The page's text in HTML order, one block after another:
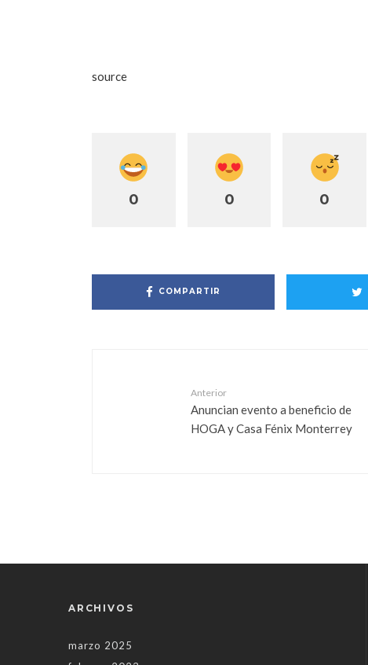
source
0 0 0
COMPARTIR
Anterior
Anuncian evento a beneficio de
HOGA y Casa Fénix Monterrey
ARCHIVOS
marzo 2025